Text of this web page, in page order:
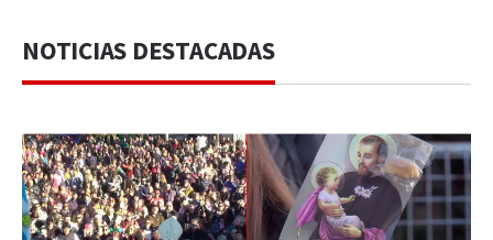
NOTICIAS DESTACADAS